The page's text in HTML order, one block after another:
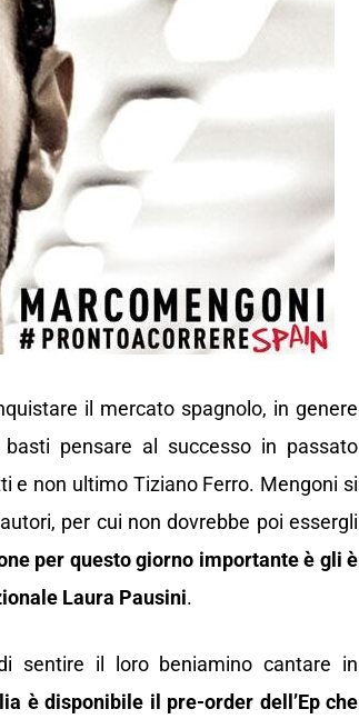
il mercato spagnolo, in genere
pensare al successo in passato
e non ultimo Tiziano Ferro. Mengoni si
per cui non dovrebbe poi essergli
per questo giorno importante è gli è
Laura Pausini.
sentire il loro beniamino cantare in
è disponibile il pre-order dell’Ep che